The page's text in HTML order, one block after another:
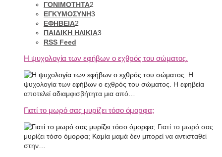
ΓΟΝΙΜΟΤΗΤΑ2
ΕΓΚΥΜΟΣΥΝΗ3
ΕΦΗΒΕΙΑ2
ΠΑΙΔΙΚΗ ΗΛΙΚΙΑ3
RSS Feed
Η ψυχολογία των εφήβων ο εχθρός του σώματος.
Η
ψυχολογία των εφήβων ο εχθρός του σώματος. Η εφηβεία
αποτελεί αδιαμφισβήτητα μια από…
Γιατί το μωρό σας μυρίζει τόσο όμορφα;
Γιατί το μωρό σας
μυρίζει τόσο όμορφα; Καμία μαμά δεν μπορεί να αντισταθεί
στην…